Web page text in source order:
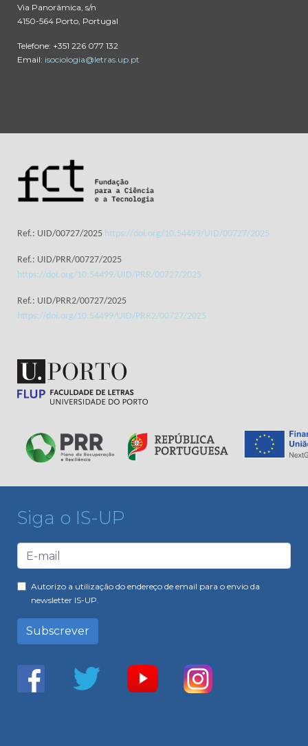
Via Panorâmica, s/n
4150-564 Porto, Portugal
Telefone: +351 226 077 132
Email: isociologia@letras.up.pt
Ref.: UID/00727/2025 https://doi.org/10.54499/UID/00727/2025
Ref.: UID/PRR/00727/2025
https://doi.org/10.54499/UID/PRR/00727/2025
Ref.: UID/PRR2/00727/2025
https://doi.org/10.54499/UID/PRR2/00727/2025
Siga o IS-UP
Autorizo a utilização do endereço de email para o envio da
newsletter IS-UP.